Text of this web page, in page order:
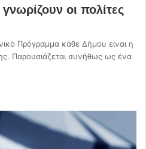
οι πολίτες
Πρόγραμμα κάθε Δήμου είναι η
Παρουσιάζεται συνήθως ως ένα